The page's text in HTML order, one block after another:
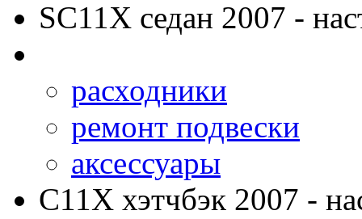
SC11X седан 2007 -
расходники
ремонт подвески
аксессуары
C11X хэтчбэк 2007 -